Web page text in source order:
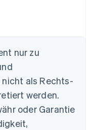
nur zu
als Rechts-
werden.
oder Garantie